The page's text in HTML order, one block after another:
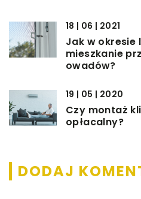
18 | 06 | 2021
Jak w okresie
mieszkanie
owadów?
19 | 05 | 2020
Czy montaż
opłacalny?
DODAJ